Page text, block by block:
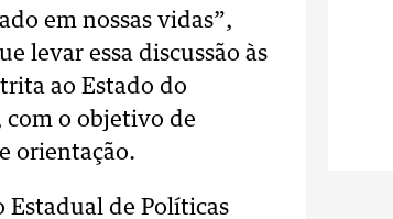
em nossas vidas”,
levar essa discussão às
ao Estado do
com o objetivo de
orientação.
Estadual de Políticas